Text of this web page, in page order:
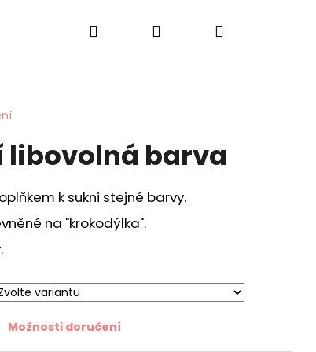
Sukýnky Manufaktura Falbanek
Hledat PřihlášeníNákupní
libovolná barva
k sukni stejné barvy.
na "krokodýlka".
Možnosti doručení